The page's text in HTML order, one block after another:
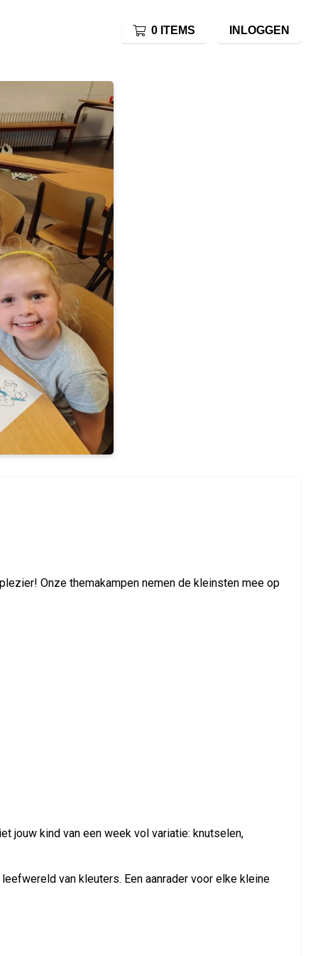
0 ITEMS INLOGGEN
Onze themakampen nemen de kleinsten mee op
jouw kind van een week vol variatie: knutselen,
van kleuters. Een aanrader voor elke kleine